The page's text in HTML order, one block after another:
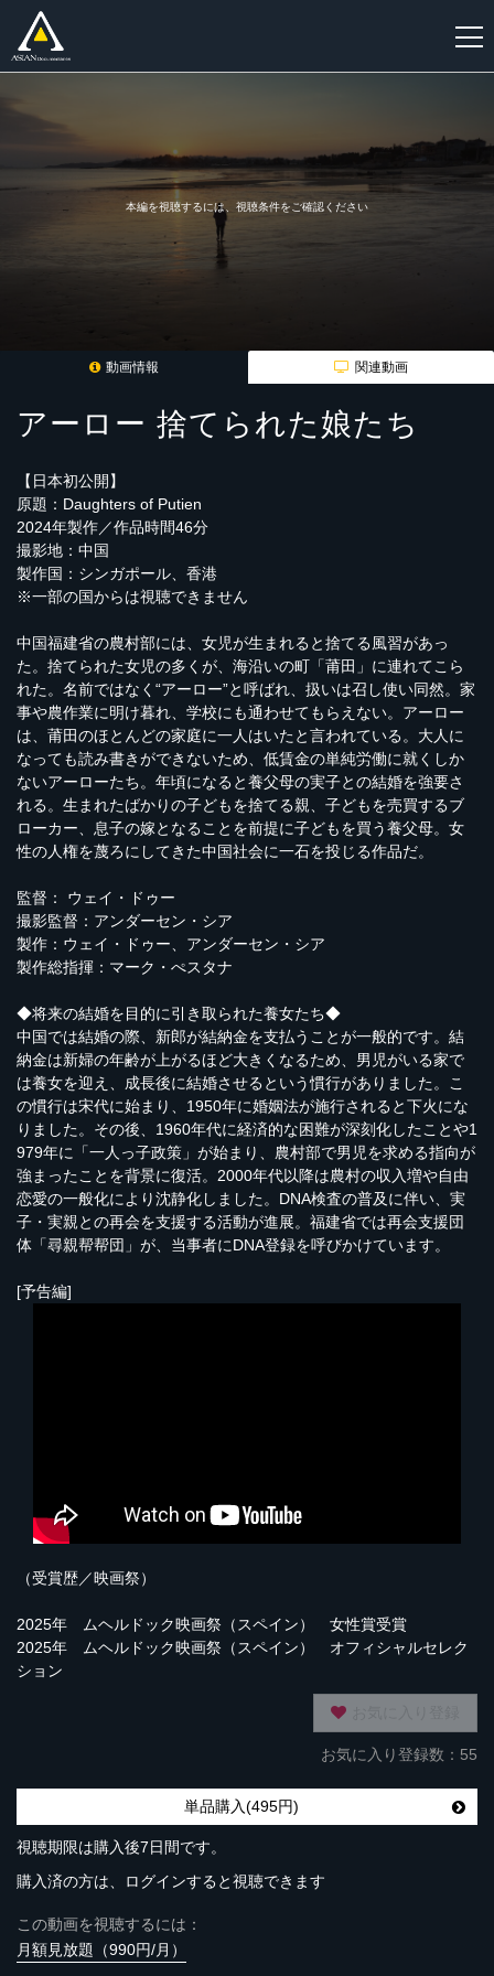
規
録
本編を視聴するには、視聴条件をご確認ください
動画情報 関連動画
アーロー 捨てられた娘たち
【日本初公開】
原題：Daughters of Putien
2024年製作／作品時間46分
撮影地：中国
製作国：シンガポール、香港
※一部の国からは視聴できません
中国福建省の農村部には、女児が生まれると捨てる風習があっ
た。捨てられた女児の多くが、海沿いの町「莆田」に連れてこら
れた。名前ではなく“アーロー”と呼ばれ、扱いは召し使い同然。家
事や農作業に明け暮れ、学校にも通わせてもらえない。アーロー
は、莆田のほとんどの家庭に一人はいたと言われている。大人に
なっても読み書きができないため、低賃金の単純労働に就くしか
ないアーローたち。年頃になると養父母の実子との結婚を強要さ
れる。生まれたばかりの子どもを捨てる親、子どもを売買するブ
ローカー、息子の嫁となることを前提に子どもを買う養父母。女
性の人権を蔑ろにしてきた中国社会に一石を投じる作品だ。
監督： ウェイ・ドゥー
撮影監督：アンダーセン・シア
製作：ウェイ・ドゥー、アンダーセン・シア
製作総指揮：マーク・ぺスタナ
◆将来の結婚を目的に引き取られた養女たち◆
中国では結婚の際、新郎が結納金を支払うことが一般的です。結
納金は新婦の年齢が上がるほど大きくなるため、男児がいる家で
は養女を迎え、成長後に結婚させるという慣行がありました。こ
の慣行は宋代に始まり、1950年に婚姻法が施行されると下火にな
りました。その後、1960年代に経済的な困難が深刻化したことや1
979年に「一人っ子政策」が始まり、農村部で男児を求める指向が
強まったことを背景に復活。2000年代以降は農村の収入増や自由
恋愛の一般化により沈静化しました。DNA検査の普及に伴い、実
子・実親との再会を支援する活動が進展。福建省では再会支援団
体「尋親帮帮団」が、当事者にDNA登録を呼びかけています。
[予告編]
（受賞歴／映画祭）
2025年 ムヘルドック映画祭（スペイン） 女性賞受賞
2025年 ムヘルドック映画祭（スペイン） オフィシャルセレク
ション
お気に入り登録数：55
単品購入(495円)
視聴期限は購入後7日間です。
購入済の方は、ログインすると視聴できます
この動画を視聴するには：
月額見放題（990円/月）